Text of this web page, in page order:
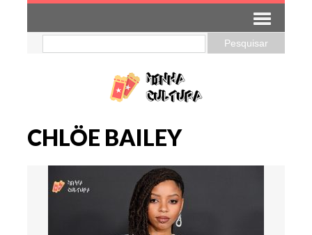
CHLÖE BAILEY